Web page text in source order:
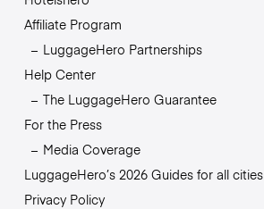
Affiliate Program
LuggageHero Partnerships
Help Center
The LuggageHero Guarantee
For the Press
Media Coverage
LuggageHero’s 2026 Guides for all cities
Privacy Policy